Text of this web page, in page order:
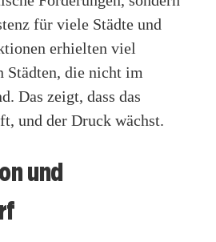
für viele Städte und
erhielten viel
Städten, die nicht im
Das zeigt, dass das
und der Druck wächst.
und